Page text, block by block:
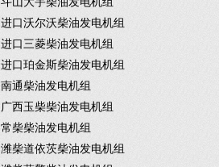
进口沃尔沃柴油发电机组
进口三菱柴油发电机组
进口珀金斯柴油发电机组
南通柴油发电机组
广西玉柴柴油发电机组
常柴柴油发电机组
潍柴道依茨柴油发电机组